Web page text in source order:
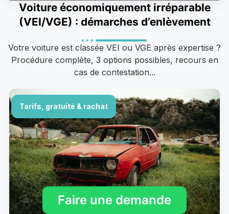
Voiture économiquement irréparable
(VEI/VGE) : démarches d’enlèvement
Votre voiture est classée VEI ou VGE après expertise ?
Procédure complète, 3 options possibles, recours en
cas de contestation...
Tarifs, gratuité & rachat
Faire une demande